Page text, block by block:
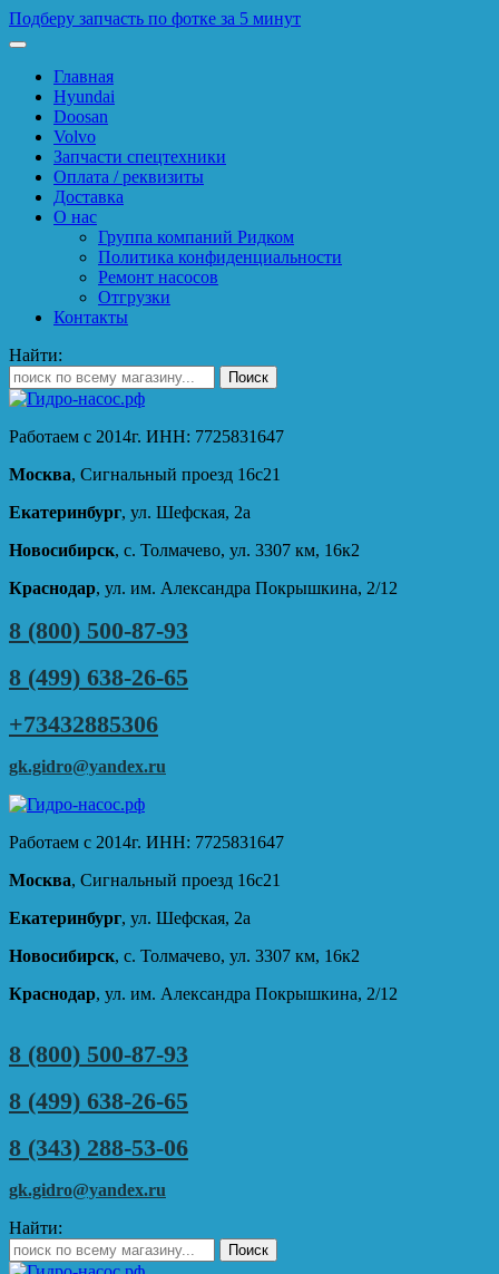
Подберу запчасть по фотке за 5 минут
Главная
Hyundai
Doosan
Volvo
Запчасти спецтехники
Оплата / реквизиты
Доставка
О нас
Группа компаний Ридком
Политика конфиденциальности
Ремонт насосов
Отгрузки
Контакты
Найти:
Работаем с 2014г. ИНН: 7725831647
Москва, Сигнальный проезд 16с21
Екатеринбург, ул. Шефская, 2а
Новосибирск, с. Толмачево, ул. 3307 км, 16к2
Краснодар, ул. им. Александра Покрышкина, 2/12
8 (800) 500-87-93
8 (499) 638-26-65
+73432885306
gk.gidro@yandex.ru
Работаем с 2014г. ИНН: 7725831647
Москва, Сигнальный проезд 16с21
Екатеринбург, ул. Шефская, 2а
Новосибирск, с. Толмачево, ул. 3307 км, 16к2
Краснодар, ул. им. Александра Покрышкина, 2/12
8 (800) 500-87-93
8 (499) 638-26-65
8 (343) 288-53-06
gk.gidro@yandex.ru
Найти: